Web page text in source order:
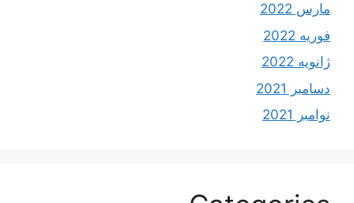
مارس 2022
فوریه 2022
ژانویه 2022
دسامبر 2021
نوامبر 2021